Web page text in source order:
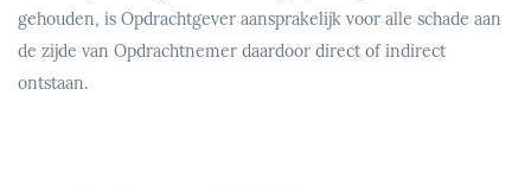
gehouden, is Opdrachtgever aansprakelijk voor alle schade aan
de zijde van Opdrachtnemer daardoor direct of indirect
ontstaan.